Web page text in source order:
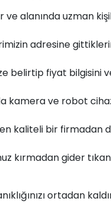
ve alanında uzman
adresine
belirtip fiyat bilgisini
ve robot
kaliteli bir firmadan
kırmadan gider
ortadan